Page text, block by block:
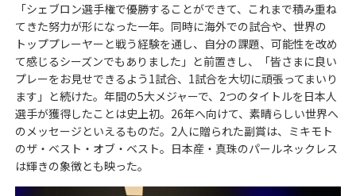
「シェブロン選手権で優勝することができて、これまで積み重ね
てきた努力が形になった一年。同時に海外での試合や、世界の
トッププレーヤーと戦う経験を通し、自分の課題、可能性を改め
て感じるシーズンでもありました」と前置きし、「皆さまに良い
プレーをお見せできるよう1試合、1試合を大切に頑張ってまいり
ます」と続けた。年間の5大メジャーで、2つのタイトルを日本人
選手が獲得したことは史上初。26年へ向けて、素晴らしい世界へ
のメッセージといえるものだ。2人に贈られた副賞は、ミキモト
のザ・ベスト・オブ・ベスト。日本産・真珠のパールネックレス
は輝きの象徴とも映った。